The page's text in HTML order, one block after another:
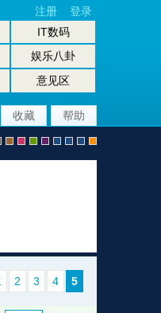
IT数码
娱乐八卦
意见区
注册 登录
收藏 帮助
r i r u 坛大坛机
2 3 4 5